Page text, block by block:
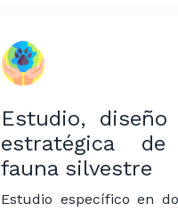
Estudio,
estratégica
fauna silvestre
Estudio específico en